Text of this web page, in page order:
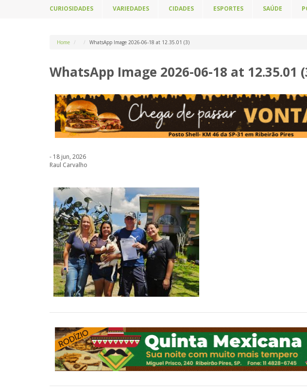
CURIOSIDADES VARIEDADES CIDADES ESPORTES SAÚDE
Home WhatsApp Image 2026-06-18 at 12.35.01 (3)
WhatsApp Image 2026-06-18 at 12.35.01
- 18 jun, 2026
Raul Carvalho